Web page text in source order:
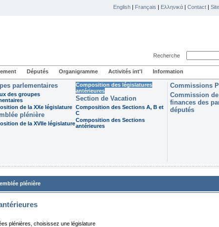
English | Français | Ελληνικά | Contact |
Recherche
Députés Organigramme Activités int'l Information
parlementaires
des groupes
de la XXe législature
plénière
de la XVIIe législature
Composition des législatures
antérieures
Section de Vacation
Composition des Sections A, B et
C
Composition des Sections
antérieures
Commissions
Commission
finances des
députés
plénière
plénières, choisissez une législature